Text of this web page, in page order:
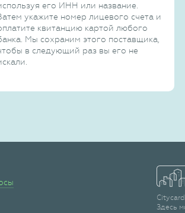
его ИНН или название.
укажите номер лицевого счета и
квитанцию картой любого
Мы сохраним этого поставщика,
в следующий раз вы его не
Здесь